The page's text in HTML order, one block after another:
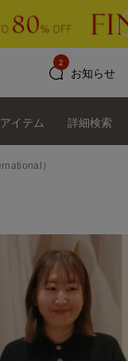
お知らせ
2
アイテム 詳細検索
）